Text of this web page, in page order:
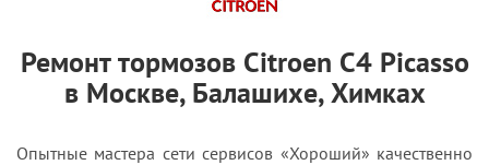
Ремонт тормозов Citroen C4 Picasso
в Москве, Балашихе, Химках
Опытные мастера сети сервисов «Хороший» качественно